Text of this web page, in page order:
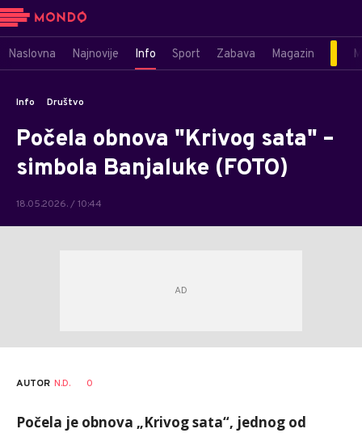
Naslovna Najnovije Info Sport Zabava Magazin
Info Društvo
Počela obnova "Krivog sata" –
simbola Banjaluke (FOTO)
18.05.2026. / 10:44
AUTOR N.D. 0
Počela je obnova „Krivog sata“, jednog od